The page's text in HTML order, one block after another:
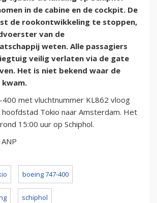
in de cabine en de cockpit. De
de rookontwikkeling te stoppen,
van de
weten. Alle passagiers
veilig verlaten via de gate
Het is niet bekend waar de
met vluchtnummer KL862 vloog
hoofdstad Tokio naar Amsterdam. Het
15:00 uur op Schiphol.
boeing 747-400
schiphol